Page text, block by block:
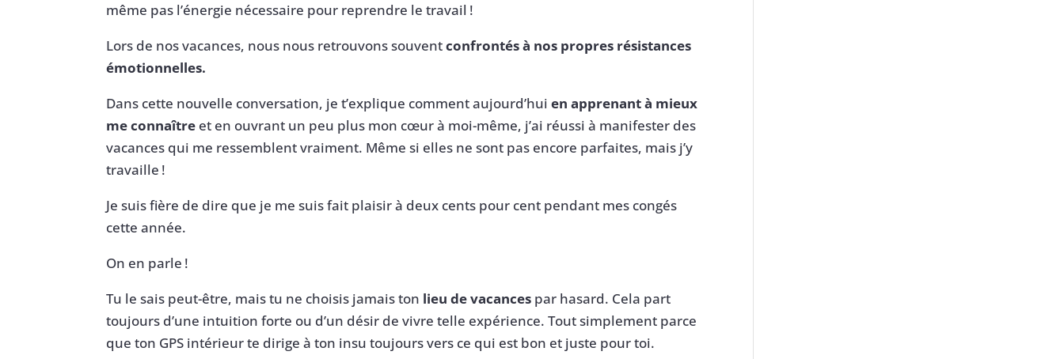
même pas l’énergie nécessaire pour reprendre le travail !
Lors de nos vacances, nous nous retrouvons souventconfrontés à nos propres résistances
émotionnelles.
Dans cette nouvelle conversation, je t’explique comment aujourd’huien apprenant à mieux
me connaître et en ouvrant un peu plus mon cœur à moi-même, j’ai réussi à manifester des
vacances qui me ressemblent vraiment. Même si elles ne sont pas encore parfaites, mais j’y
travaille !
Je suis fière de dire que je me suis fait plaisir à deux cents pour cent pendant mes congés
cette année.
On en parle !
Tu le sais peut-être, mais tu ne choisis jamais ton lieu de vacances par hasard. Cela part
toujours d’une intuition forte ou d’un désir de vivre telle expérience. Tout simplement parce
que ton GPS intérieur te dirige à ton insu toujours vers ce qui est bon et juste pour toi.